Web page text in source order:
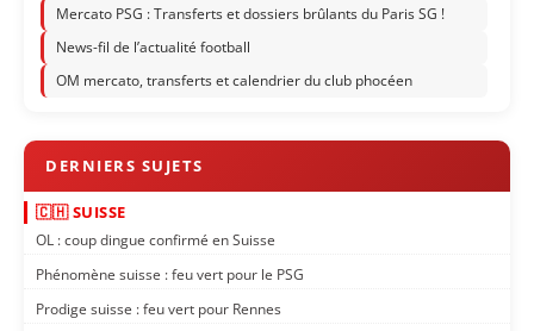
Mercato PSG : Transferts et dossiers brûlants du Paris SG !
News-fil de l’actualité football
OM mercato, transferts et calendrier du club phocéen
🇨🇭 SUISSE
OL : coup dingue confirmé en Suisse
Phénomène suisse : feu vert pour le PSG
Prodige suisse : feu vert pour Rennes